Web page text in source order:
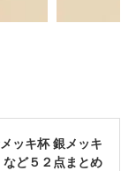
ッキ杯 銀メッキ
ど５２点まとめ